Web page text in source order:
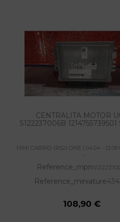
CENTRALITA MOTOR
S122237006B 1214755739501
MINI CABRIO (R52) ONE | 04.04 - 12.09
-...
Reference_mpn
Reference_miniature
108,90 €